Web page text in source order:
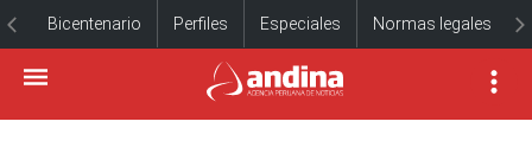
Bicentenario Perfiles Especiales Normas legales